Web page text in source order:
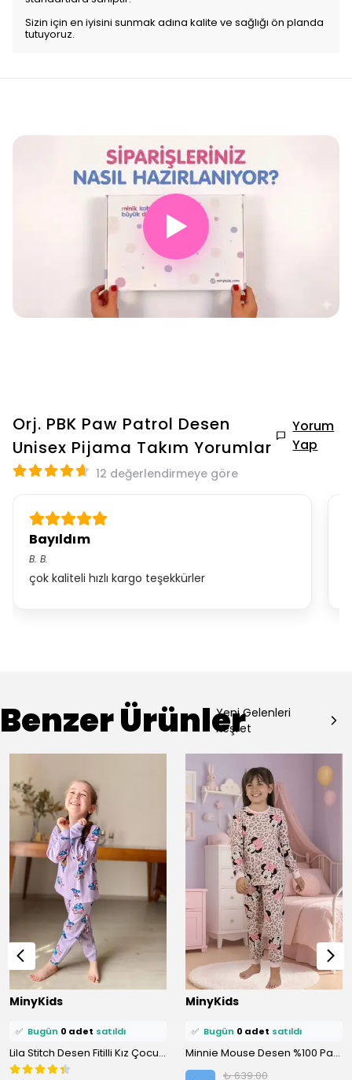
Sizin için en iyisini sunmak adına kalite ve sağlığı ön planda
tutuyoruz.
▶
Orj. PBK Paw Patrol Desen
Unisex Pijama Takım Yorumlar
Yorum
Yap
12 değerlendirmeye göre
Bayıldım
B. B.
çok kaliteli hızlı kargo teşekkürler
Benzer ÜrünlerYeni Gelenleri
Keşfet
MinyKids
⭐️ Bu ürünü0 kişifavoriledi!
0 kişi
✅ Bugün 0 adet satıldı
Lila Stitch Desen Fitilli Kız Çocuk Pijama Takım
MinyKids
⭐️ Bu ürünü0 kişifavoriledi!
0 kişi
✅ Bugün 0 adet satıldı
Minnie Mouse Desen %100 Pamuklu Pembe Kız Çocuk Pijama Takım
₺ 639.00